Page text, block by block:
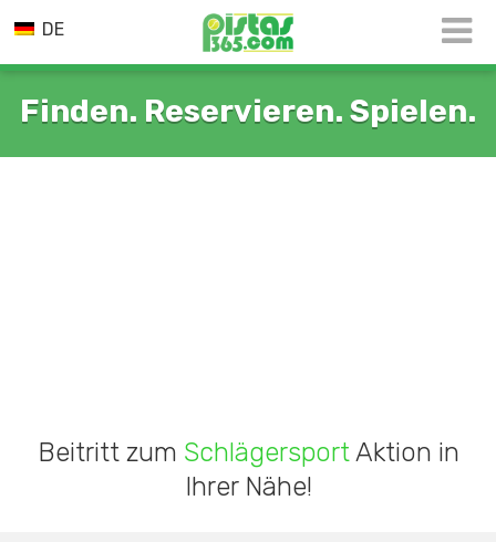
DE
Finden. Reservieren. Spielen.
Beitritt zum SchlägersportAktion in
Ihrer Nähe!